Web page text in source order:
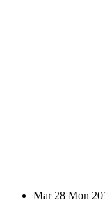
Mar 28 Mon